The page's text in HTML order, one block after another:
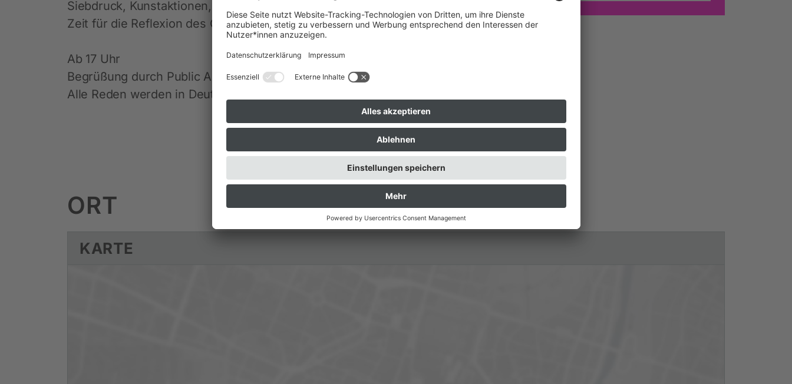
Siebdruck, Kunstaktionen, Workshops, Gesprächen und einfach nur
Zeit für die Reflexion des Gesehenen.
Ab 17 Uhr
Begrüßung durch Public Art München mit Sofia Dona
Alle Reden werden in Deutsche Gebärdensprache gedolmetscht.
ORT
KARTE